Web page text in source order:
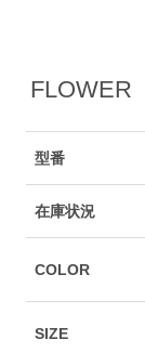
FLOWER
型番
在庫状況
COLOR
SIZE